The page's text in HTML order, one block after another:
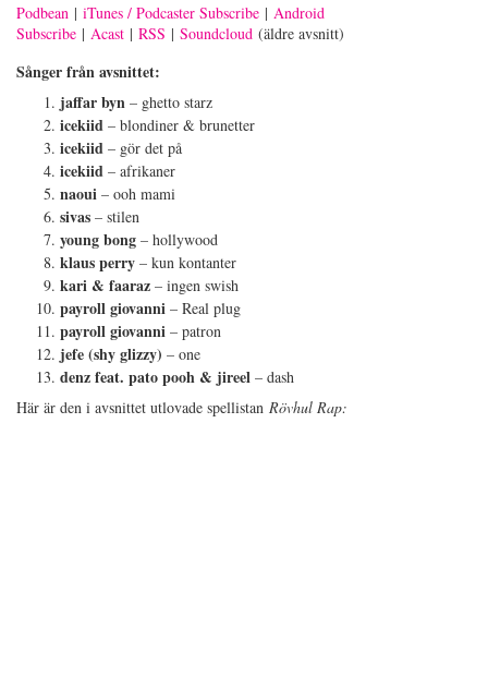
Podbean | iTunes / Podcaster Subscribe | Android
Subscribe | Acast | RSS | Soundcloud (äldre avsnitt)
Sånger från avsnittet:
jaffar byn – ghetto starz
icekiid – blondiner & brunetter
icekiid – gör det på
icekiid – afrikaner
naoui – ooh mami
sivas – stilen
young bong – hollywood
klaus perry – kun kontanter
kari & faaraz – ingen swish
payroll giovanni – Real plug
payroll giovanni – patron
jefe (shy glizzy) – one
denz feat. pato pooh & jireel – dash
Här är den i avsnittet utlovade spellistan Rövhul Rap: